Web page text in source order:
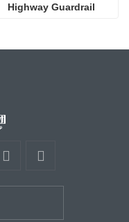
Highway Guardrail